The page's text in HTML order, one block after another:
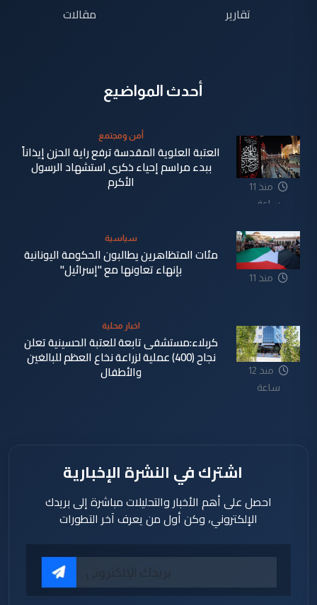
تقارير
مقالات
أحدث المواضيع
منذ 11
ساعة
أمن ومجتمع
العتبة العلوية المقدسة ترفع راية الحزن إيذاناً
ببدء مراسم إحياء ذكرى استشهاد الرسول
الأكرم
منذ 11
سياسية
مئات المتظاهرين يطالبون الحكومة اليونانية
بإنهاء تعاونها مع "إسرائيل"
منذ 12
ساعة
اخبار محلية
كربلاء:مستشفى تابعة للعتبة الحسينية تعلن
نجاح (400) عملية لزراعة نخاع العظم للبالغين
والأطفال
اشترك في النشرة الإخبارية
احصل على أهم الأخبار والتحليلات مباشرة إلى بريدك
الإلكتروني، وكن أول من يعرف آخر التطورات